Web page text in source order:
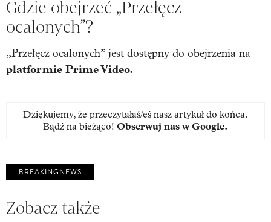
Gdzie obejrzeć „Przełęcz
ocalonych”?
„Przełęcz ocalonych” jest dostępny do obejrzenia na
platformie Prime Video.
Dziękujemy, że przeczytałaś/eś nasz artykuł do końca.
Bądź na bieżąco! Obserwuj nas w Google.
BREAKINGNEWS
Zobacz także